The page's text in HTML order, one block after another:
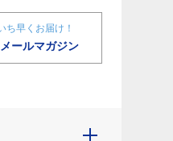
ち早くお届け！
ールマガジン